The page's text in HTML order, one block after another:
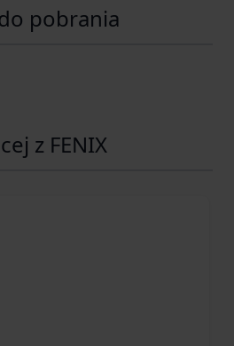
pobrania
z FENIX